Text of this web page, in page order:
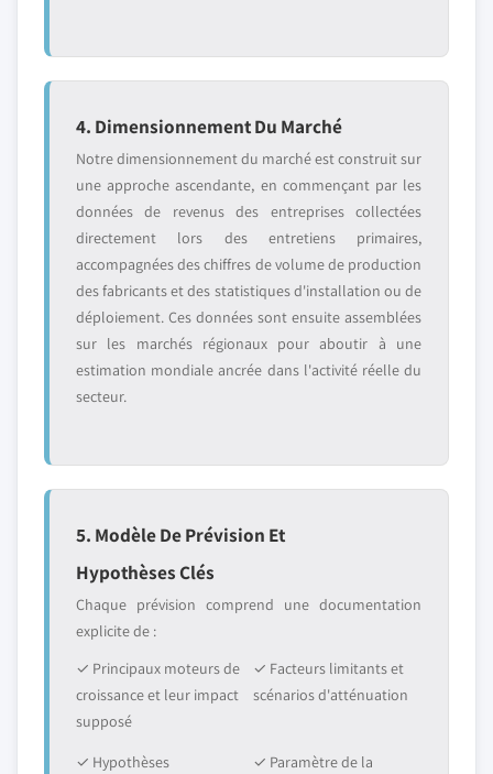
4. Dimensionnement Du Marché
Notre dimensionnement du marché est construit sur
une approche ascendante, en commençant par les
données de revenus des entreprises collectées
directement lors des entretiens primaires,
accompagnées des chiffres de volume de production
des fabricants et des statistiques d'installation ou de
déploiement. Ces données sont ensuite assemblées
sur les marchés régionaux pour aboutir à une
estimation mondiale ancrée dans l'activité réelle du
secteur.
5. Modèle De Prévision Et
Hypothèses Clés
Chaque prévision comprend une documentation
explicite de :
✓ Principaux moteurs de
croissance et leur impact
supposé
✓ Facteurs limitants et
scénarios d'atténuation
✓ Hypothèses
✓ Paramètre de la